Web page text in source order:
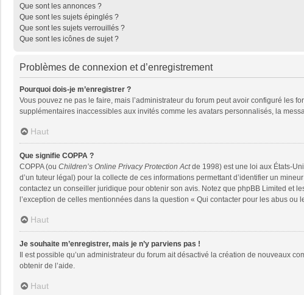
Que sont les annonces ?
Que sont les sujets épinglés ?
Que sont les sujets verrouillés ?
Que sont les icônes de sujet ?
Problèmes de connexion et d’enregistrement
Pourquoi dois-je m’enregistrer ?
Vous pouvez ne pas le faire, mais l’administrateur du forum peut avoir configuré les
supplémentaires inaccessibles aux invités comme les avatars personnalisés, la
Haut
Que signifie COPPA ?
COPPA (ou Children’s Online Privacy Protection Actde 1998) est une loi aux États-
d’un tuteur légal) pour la collecte de ces informations permettant d’identifier un
contactez un conseiller juridique pour obtenir son avis. Notez que phpBB Limited et
l’exception de celles mentionnées dans la question « Qui contacter pour les abus ou
Haut
Je souhaite m’enregistrer, mais je n’y parviens pas !
Il est possible qu’un administrateur du forum ait désactivé la création de nouveaux
obtenir de l’aide.
Haut